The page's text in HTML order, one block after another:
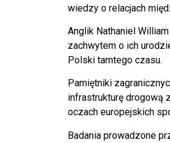
wiedzy o relacjach
Anglik Nathaniel
zachwytem o ich
Polski tamtego czasu.
Pamiętniki
infrastrukturę drogową
oczach europejskich
Badania prowadzone